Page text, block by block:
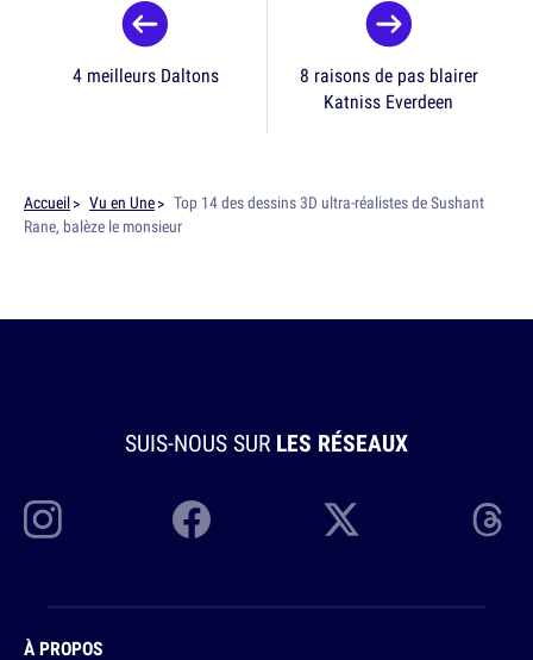
4 meilleurs Daltons
8 raisons de pas blairer
Katniss Everdeen
Accueil Vu en Une
Top 14 des dessins 3D ultra-réalistes de Sushant
Rane, balèze le monsieur
SUIS-NOUS SUR LES RÉSEAUX
À PROPOS